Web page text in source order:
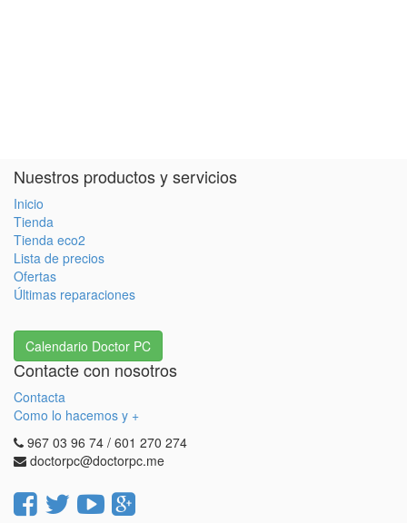
Nuestros productos y servicios
Inicio
Tienda
Tienda eco2
Lista de precios
Ofertas
Últimas reparaciones
Calendario Doctor PC
Contacte con nosotros
Contacta
Como lo hacemos y +
967 03 96 74 / 601 270 274
doctorpc@doctorpc.me